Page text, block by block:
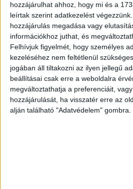
hozzájárulhat ahhoz, hogy mi és a
leírtak szerint adatkezelést
hozzájárulás megadása vagy
információkhoz juthat, és
Felhívjuk figyelmét, hogy személyes
kezeléséhez nem feltétlenül
jogában áll tiltakozni az ilyen jellegű
beállításai csak erre a weboldalra
megváltoztathatja a preferenciáit,
hozzájárulását, ha visszatér erre az
alján található "Adatvédelem" gombra.